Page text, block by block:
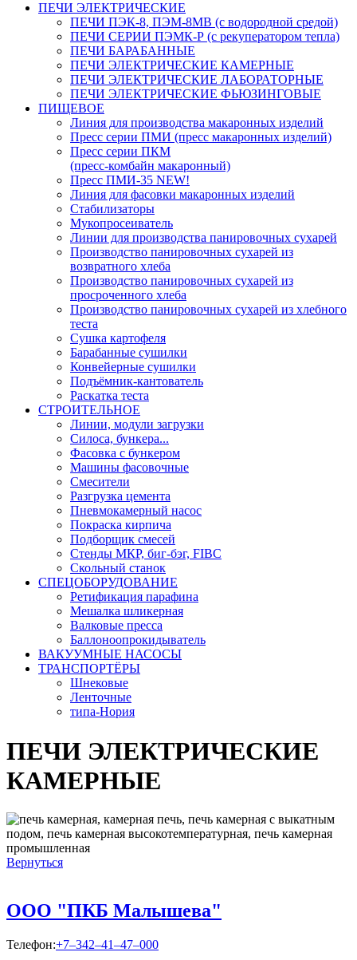
ПЕЧИ ЭЛЕКТРИЧЕСКИЕ
ПЕЧИ ПЭК-8, ПЭМ-8МВ (с водородной средой)
ПЕЧИ СЕРИИ ПЭМК-Р (с рекуператором тепла)
ПЕЧИ БАРАБАННЫЕ
ПЕЧИ ЭЛЕКТРИЧЕСКИЕ КАМЕРНЫЕ
ПЕЧИ ЭЛЕКТРИЧЕСКИЕ ЛАБОРАТОРНЫЕ
ПЕЧИ ЭЛЕКТРИЧЕСКИЕ ФЬЮЗИНГОВЫЕ
ПИЩЕВОЕ
Линия для производства макаронных изделий
Пресс серии ПМИ (пресс макаронных изделий)
Пресс серии ПКМ
(пресс-комбайн макаронный)
Пресс ПМИ-35 NEW!
Линия для фасовки макаронных изделий
Стабилизаторы
Мукопросеиватель
Линии для производства панировочных сухарей
Производство панировочных сухарей из
возвратного хлеба
Производство панировочных сухарей из
просроченного хлеба
Производство панировочных сухарей из хлебного
теста
Сушка картофеля
Барабанные сушилки
Конвейерные сушилки
Подъёмник-кантователь
Раскатка теста
СТРОИТЕЛЬНОЕ
Линии, модули загрузки
Силоса, бункера...
Фасовка с бункером
Машины фасовочные
Смесители
Разгрузка цемента
Пневмокамерный насос
Покраска кирпича
Подборщик смесей
Стенды МКР, биг-бэг, FIBC
Скольный станок
СПЕЦОБОРУДОВАНИЕ
Ретификация парафина
Мешалка шликерная
Валковые пресса
Баллоноопрокидыватель
ВАКУУМНЫЕ НАСОСЫ
ТРАНСПОРТЁРЫ
Шнековые
Ленточные
типа-Нория
ПЕЧИ ЭЛЕКТРИЧЕСКИЕ
КАМЕРНЫЕ
Вернуться
ООО "ПКБ Малышева"
Телефон:+7–342–41–47–000